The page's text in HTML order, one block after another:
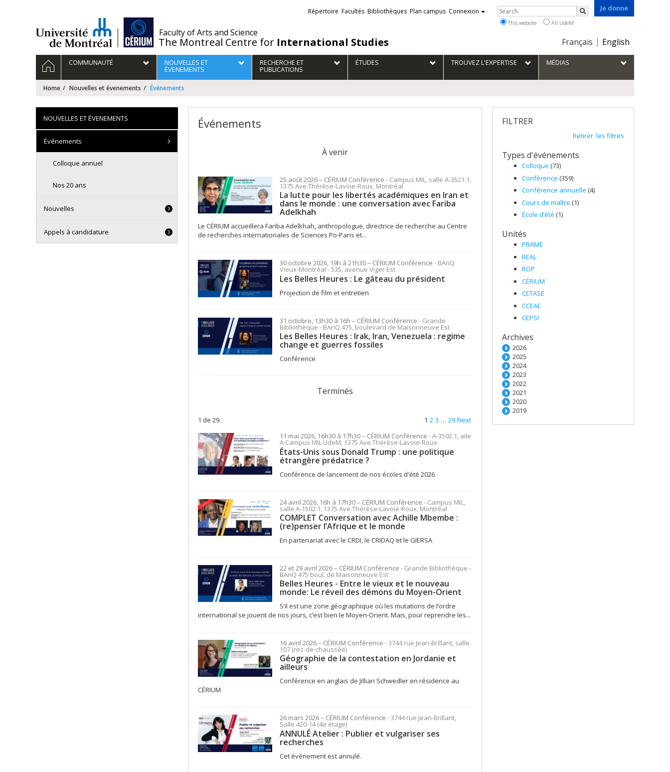
Faculty of Arts and Science
The Montreal Centre for International Studies
Je donne
Choix
la
langue
Français English
Liens
externes
Répertoire Facultés Bibliothèques Plan campus Connexion Rechercher
Search
This website All UdeM
Navigation
principale
HOMECOMMUNAUTÉ NOUVELLES ET
ÉVENEMENTS
RECHERCHE ET
PUBLICATIONS
ÉTUDES TROUVEZ L'EXPERTISE MÉDIAS
Home Nouvelles et évenements Événements
Événements
À venir
25 août 2026– CÉRIUM Conférence - Campus MIL, salle A-3521.1,
1375 Ave.Thérèse-Lavoie-Roux, Montréal
La lutte pour les libertés académiques en Iran et
dans le monde : une conversation avec Fariba
Adelkhah
Le CÉRIUM accueillera Fariba Adelkhah, anthropologue, directrice de recherche au Centre
de recherches internationales de Sciences Po-Paris et...
30 octobre 2026, 19h à 21h30– CÉRIUM Conférence - BAnQ
Vieux-Montréal - 535, avenue Viger Est
Les Belles Heures : Le gâteau du président
Projection de film et entretien
31 octobre, 13h30 à 16h – CÉRIUM Conférence - Grande
Bibliothèque - BAnQ 475, boulevard de Maisonneuve Est
Les Belles Heures : Irak, Iran, Venezuela : regime
change et guerres fossiles
Conférence
Terminés
1 de 29. 1 2 3 … 29 Next
11 mai 2026, 16h30 à 17h30– CÉRIUM Conférence - A-3502.1, aile
A Campus MIL UdeM, 1375 Ave.Thérèse-Lavoie-Roux
États-Unis sous Donald Trump : une politique
étrangère prédatrice ?
Conférence de lancement de nos écoles d'été 2026
24 avril 2026, 16h à 17h30– CÉRIUM Conférence - Campus MIL,
salle A-1502.1, 1375 Ave.Thérèse-Lavoie-Roux, Montréal
COMPLET Conversation avec Achille Mbembe :
(re)penser l’Afrique et le monde
En partenariat avec le CRDI, le CRIDAQ et le GIERSA
22 et 29 avril 2026– CÉRIUM Conférence - Grande Bibliothèque -
BAnQ 475 boul. de Maisonneuve Est
Belles Heures - Entre le vieux et le nouveau
monde: Le réveil des démons du Moyen-Orient
S’il est une zone géographique où les mutations de l’ordre
international se jouent de nos jours, c’est bien le Moyen-Orient. Mais, pour reprendre les...
16 avril 2026– CÉRIUM Conférence - 3744 rue Jean-Brillant, salle
107 (rez-de-chaussée)
Géographie de la contestation en Jordanie et
ailleurs
Conférence en anglais de Jillian Schwedler en résidence au
CÉRIUM
26 mars 2026– CÉRIUM Conférence - 3744 rue Jean-Brillant,
Salle 420-14 (4e étage)
ANNULÉ Atelier : Publier et vulgariser ses
recherches
Cet événement est annulé.
FILTRER
Retirer les filtres
Types d'événements
Colloque (73)
Conférence (359)
Conférence annuelle (4)
Cours de maître (1)
École d’été (1)
Unités
PRAME
REAL
ROP
CÉRIUM
CETASE
CCEAE
CEPSI
Archives
2026
2025
2024
2023
2022
2021
2020
2019
NOUVELLES ET ÉVENEMENTS
Événements
Colloque annuel
Nos 20 ans
Nouvelles
Appels à candidature